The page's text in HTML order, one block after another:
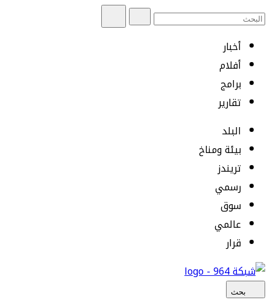
أخبار
أفلام
برامج
تقارير
البلد
بيئة ومناخ
تريندز
رسمي
سوق
عالمي
قرار
بحث